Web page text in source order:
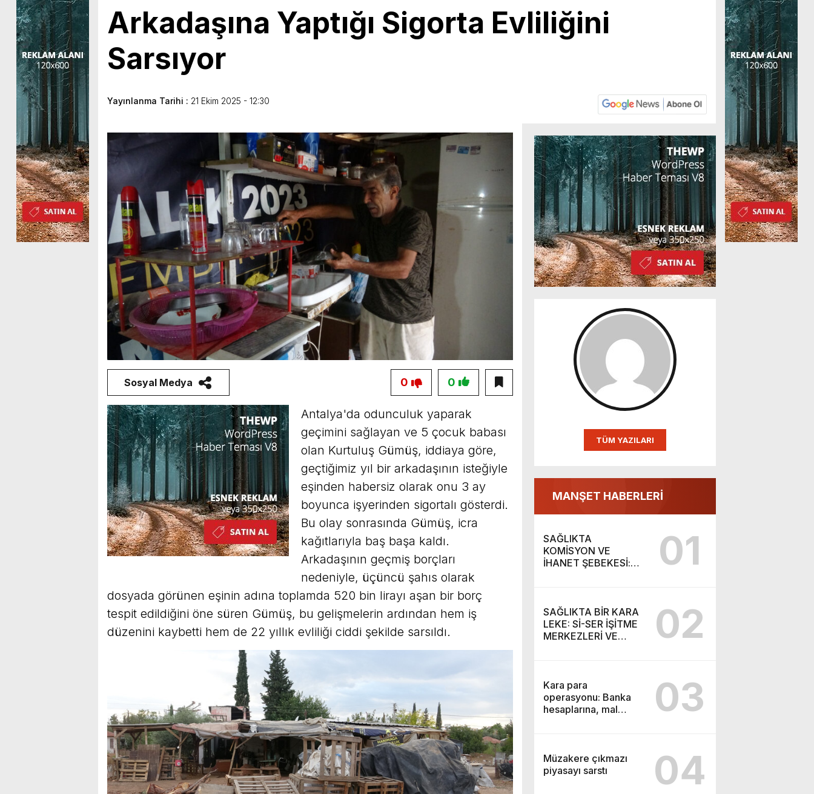
Arkadaşına Yaptığı Sigorta Evliliğini
Sarsıyor
Yayınlanma Tarihi : 21 Ekim 2025 - 12:30
TÜM YAZILARI
MANŞET HABERLERİ
SAĞLIKTA
KOMİSYON VE
İHANET ŞEBEKESİ:
VURGUNU!
01
SAĞLIKTA BİR KARA
LEKE: Sİ-SER İŞİTME
MERKEZLERİ VE
02
Kara para
operasyonu: Banka
hesaplarına, mal
03
Müzakere çıkmazı
piyasayı sarstı
04
Sosyal Medya 0
0
Antalya'da odunculuk yaparak
geçimini sağlayan ve 5 çocuk babası
olan Kurtuluş Gümüş, iddiaya göre,
geçtiğimiz yıl bir arkadaşının isteğiyle
eşinden habersiz olarak onu 3 ay
boyunca işyerinden sigortalı gösterdi.
Bu olay sonrasında Gümüş, icra
kağıtlarıyla baş başa kaldı.
Arkadaşının geçmiş borçları
nedeniyle, üçüncü şahıs olarak
dosyada görünen eşinin adına toplamda 520 bin lirayı aşan bir borç
tespit edildiğini öne süren Gümüş, bu gelişmelerin ardından hem iş
düzenini kaybetti hem de 22 yıllık evliliği ciddi şekilde sarsıldı.